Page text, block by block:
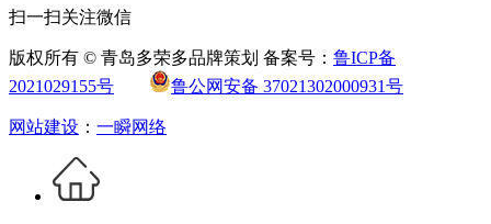
扫一扫关注微信
版权所有 © 青岛多荣多品牌策划 备案号： 鲁ICP备
2021029155号
鲁公网安备 37021302000931号
网站建设 ： 一瞬网络